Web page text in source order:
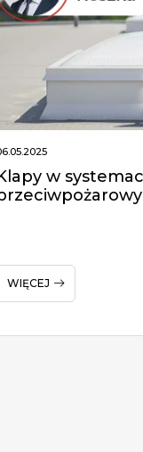
w
WIĘCEJ